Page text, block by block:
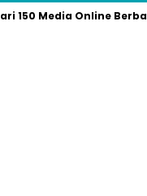
150 Media Online